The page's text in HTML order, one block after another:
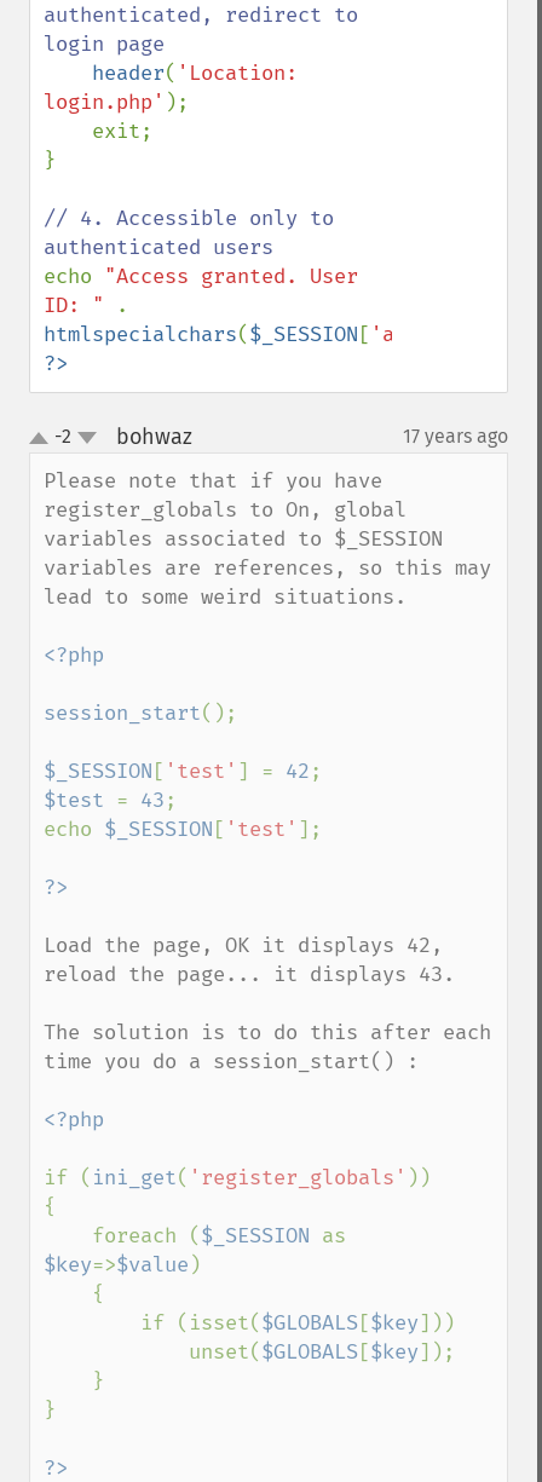
authenticated, redirect to
login page
header( 'Location:
login.php' );
}
// 4. Accessible only to
echo "Access granted. User
ID: "
htmlspecialchars($_SESSION [ 'auth_user_id'
?>
up
down
-2 bohwaz¶ 17 years ago
Please note that if you have
register_globals to On, global
variables associated to $_SESSION
variables are references, so this may
lead to some weird situations.
<?php
session_start();
$_SESSION [ 'test' ] = 42
$test = 43;
echo $_SESSION [ 'test' ];
Load the page, OK it displays 42,
reload the page... it displays 43.
The solution is to do this after each
time you do a session_start() :
<?php
if ( ini_get( 'register_globals' ))
{
    foreach (
$_SESSION
$key=>$value )
        if (isset(
$GLOBALS[$key]))
            unset(
$GLOBALS[$key]);
}
?>